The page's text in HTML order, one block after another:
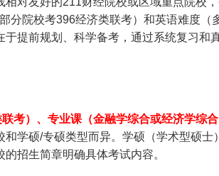
分院校考396经济类联考）和英语难度（
提前规划、科学备考，通过系统复习和
考）、专业课（金融学综合或经济学综合
学硕/专硕类型而异。学硕（学术型硕士
招生简章明确具体考试内容。